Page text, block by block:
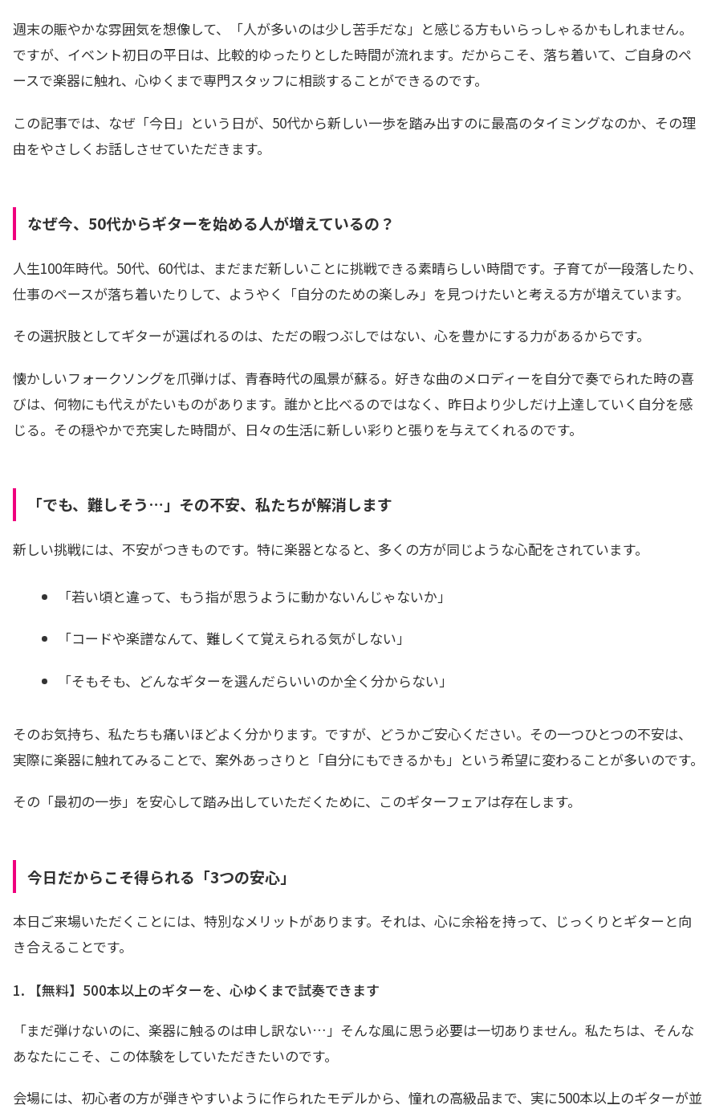
週末の賑やかな雰囲気を想像して、「人が多いのは少し苦手だな」と感じる方もいらっしゃるかもしれません。
ですが、イベント初日の平日は、比較的ゆったりとした時間が流れます。だからこそ、落ち着いて、ご自身のペ
ースで楽器に触れ、心ゆくまで専門スタッフに相談することができるのです。
この記事では、なぜ「今日」という日が、50代から新しい一歩を踏み出すのに最高のタイミングなのか、その理
由をやさしくお話しさせていただきます。
なぜ今、50代からギターを始める人が増えているの？
人生100年時代。50代、60代は、まだまだ新しいことに挑戦できる素晴らしい時間です。子育てが一段落したり、
仕事のペースが落ち着いたりして、ようやく「自分のための楽しみ」を見つけたいと考える方が増えています。
その選択肢としてギターが選ばれるのは、ただの暇つぶしではない、心を豊かにする力があるからです。
懐かしいフォークソングを爪弾けば、青春時代の風景が蘇る。好きな曲のメロディーを自分で奏でられた時の喜
びは、何物にも代えがたいものがあります。誰かと比べるのではなく、昨日より少しだけ上達していく自分を感
じる。その穏やかで充実した時間が、日々の生活に新しい彩りと張りを与えてくれるのです。
「でも、難しそう…」その不安、私たちが解消します
新しい挑戦には、不安がつきものです。特に楽器となると、多くの方が同じような心配をされています。
「若い頃と違って、もう指が思うように動かないんじゃないか」
「コードや楽譜なんて、難しくて覚えられる気がしない」
「そもそも、どんなギターを選んだらいいのか全く分からない」
そのお気持ち、私たちも痛いほどよく分かります。ですが、どうかご安心ください。その一つひとつの不安は、
実際に楽器に触れてみることで、案外あっさりと「自分にもできるかも」という希望に変わることが多いのです。
その「最初の一歩」を安心して踏み出していただくために、このギターフェアは存在します。
今日だからこそ得られる「3つの安心」
本日ご来場いただくことには、特別なメリットがあります。それは、心に余裕を持って、じっくりとギターと向
き合えることです。
1. 【無料】500本以上のギターを、心ゆくまで試奏できます
「まだ弾けないのに、楽器に触るのは申し訳ない…」そんな風に思う必要は一切ありません。私たちは、そんな
あなたにこそ、この体験をしていただきたいのです。
会場には、初心者の方が弾きやすいように作られたモデルから、憧れの高級品まで、実に500本以上のギターが並